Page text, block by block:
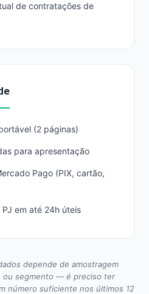
de contratações de
(2 páginas)
para apresentação
Pago (PIX, cartão,
em até 24h úteis
depende de amostragem
ou segmento — é preciso ter
número suficiente nos últimos 12